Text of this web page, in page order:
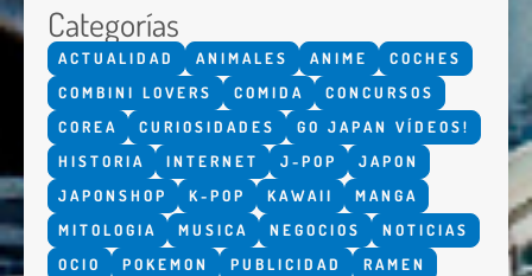
Categorías
ACTUALIDAD ANIMALES ANIME
COCHES
COMBINI LOVERS
COMIDA
CONCURSOS
COREA
CURIOSIDADES
GO JAPAN VÍDEOS!
HISTORIA
INTERNET J-POP
JAPON
JAPONSHOP
K-POP KAWAII
MANGA
MITOLOGIA
MUSICA NEGOCIOS
NOTICIAS
OCIO
POKEMON PUBLICIDAD
RAMEN